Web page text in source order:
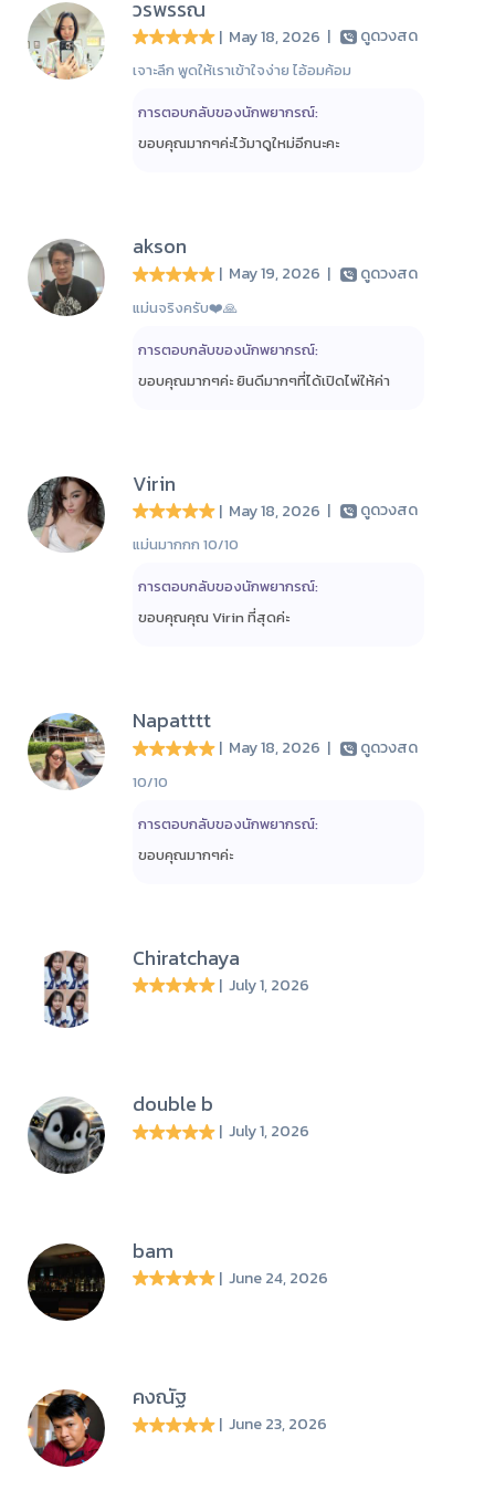
วรพรรณ
| May 18, 2026 | ดูดวงสด
เจาะลึก พูดให้เราเข้าใจง่าย ไอ้อมค้อม
การตอบกลับของนักพยากรณ์:
ขอบคุณมากๆค่ะไว้มาดูใหม่อีกนะคะ
akson
| May 19, 2026 | ดูดวงสด
แม่นจริงครับ❤️🙏
การตอบกลับของนักพยากรณ์:
ขอบคุณมากๆค่ะ ยินดีมากๆที่ได้เปิดไพ่ให้ค่า
Virin
| May 18, 2026 | ดูดวงสด
แม่นมากกก 10/10
การตอบกลับของนักพยากรณ์:
ขอบคุณคุณ Virin ที่สุดค่ะ
Napatttt
| May 18, 2026 | ดูดวงสด
10/10
การตอบกลับของนักพยากรณ์:
ขอบคุณมากๆค่ะ
Chiratchaya
| July 1, 2026
double b
| July 1, 2026
bam
| June 24, 2026
คงณัฐ
| June 23, 2026